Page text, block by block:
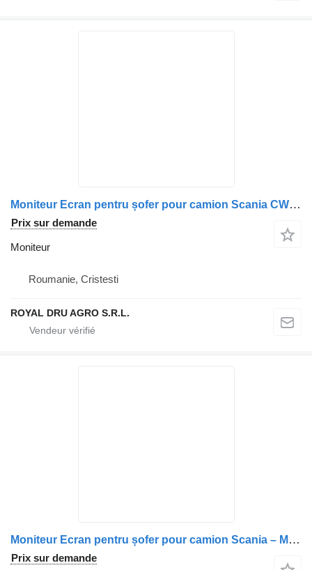
Moniteur Ecran pentru șofer pour camion Scania CWM-704 MAB0300002/MAB0300001
Prix sur demande
Moniteur
Roumanie, Cristesti
ROYAL DRU AGRO S.R.L.
Moniteur Ecran pentru șofer pour camion Scania – Model compact cu patru butoane și afișaj digital
Prix sur demande